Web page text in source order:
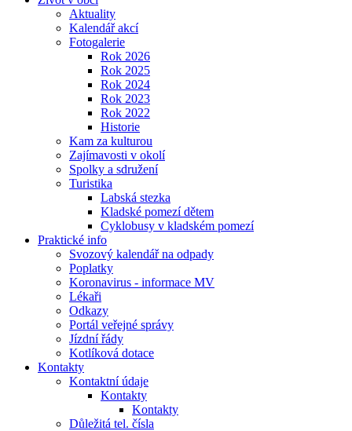
Aktuality
Kalendář akcí
Fotogalerie
Rok 2026
Rok 2025
Rok 2024
Rok 2023
Rok 2022
Historie
Kam za kulturou
Zajímavosti v okolí
Spolky a sdružení
Turistika
Labská stezka
Kladské pomezí dětem
Cyklobusy v kladském pomezí
Praktické info
Svozový kalendář na odpady
Poplatky
Koronavirus - informace MV
Lékaři
Odkazy
Portál veřejné správy
Jízdní řády
Kotlíková dotace
Kontakty
Kontaktní údaje
Kontakty
Kontakty
Důležitá tel. čísla